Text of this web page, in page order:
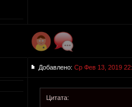
Добавлено: Ср Фев 13, 2019
Цитата: